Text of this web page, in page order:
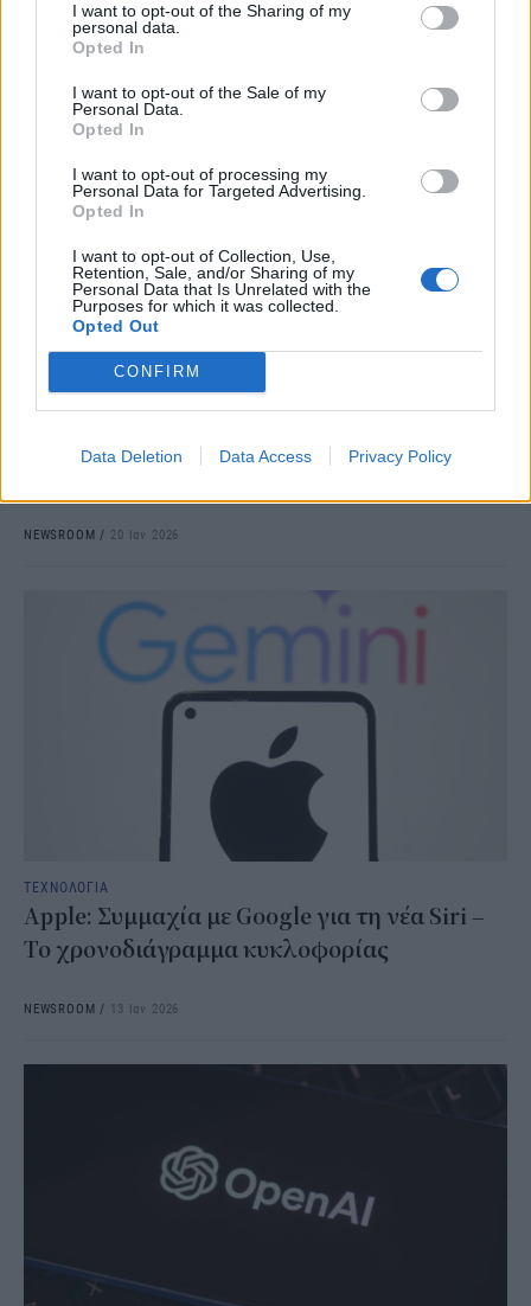
I want to opt-out of the Sharing of my
personal data.
Opted In
I want to opt-out of the Sale of my
Personal Data.
Opted In
I want to opt-out of processing my
Personal Data for Targeted Advertising.
Opted In
I want to opt-out of Collection, Use,
Retention, Sale, and/or Sharing of my
Personal Data that Is Unrelated with the
Purposes for which it was collected.
Opted Out
CONFIRM
Data Deletion Data Access Privacy Policy
NEWSROOM / 29 Ιαν 2026
ΤΕΧΝΟΛΟΓΙΑ
OpenAI: Θα αρχίσει να προβάλει
διαφημίσεις στο ChatGPT
NEWSROOM / 20 Ιαν 2026
ΤΕΧΝΟΛΟΓΙΑ
Apple: Συμμαχία με Google για τη νέα Siri –
Το χρονοδιάγραμμα κυκλοφορίας
NEWSROOM / 13 Ιαν 2026